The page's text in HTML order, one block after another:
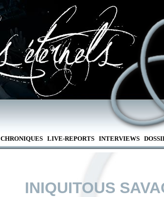
CHRONIQUES LIVE-REPORTS INTERVIEWS
INIQUITOUS